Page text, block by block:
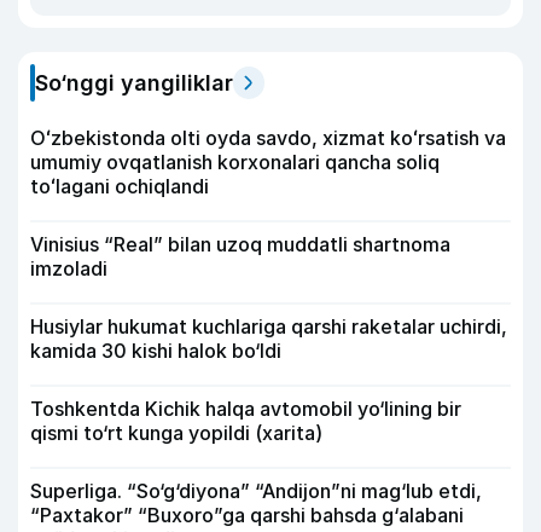
So‘nggi yangiliklar
Oʻzbekistonda olti oyda savdo, xizmat koʻrsatish va
umumiy ovqatlanish korxonalari qancha soliq
toʻlagani ochiqlandi
Vinisius “Real” bilan uzoq muddatli shartnoma
imzoladi
Husiylar hukumat kuchlariga qarshi raketalar uchirdi,
kamida 30 kishi halok bo‘ldi
Toshkentda Kichik halqa avtomobil yo‘lining bir
qismi to‘rt kunga yopildi (xarita)
Superliga. “So‘g‘diyona” “Andijon”ni mag‘lub etdi,
“Paxtakor” “Buxoro”ga qarshi bahsda g‘alabani